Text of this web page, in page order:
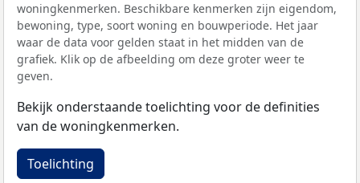
woningkenmerken. Beschikbare kenmerken zijn eigendom,
bewoning, type, soort woning en bouwperiode. Het jaar
waar de data voor gelden staat in het midden van de
grafiek. Klik op de afbeelding om deze groter weer te
geven.
Bekijk onderstaande toelichting voor de definities
van de woningkenmerken.
Toelichting